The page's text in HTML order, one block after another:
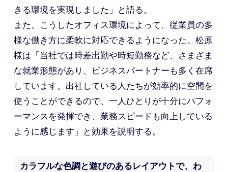
きる環境を実現しました」と語る。
また、こうしたオフィス環境によって、従業員の多
様な働き方に柔軟に対応できるようになった。松原
様は「当社では時差出勤や時短勤務など、さまざま
な就業形態があり、ビジネスパートナーも多く在席
しています。出社している人たちが効率的に空間を
使うことができるので、一人ひとりが十分にパフォ
ーマンスを発揮でき、業務スピードも向上している
ように感じます」と効果を説明する。
カラフルな色調と遊びのあるレイアウトで、わ